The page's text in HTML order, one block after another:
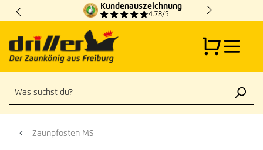
Zum Hauptinhalt springen
Kundenauszeichnung
4.78/5
Zaunpfosten MS